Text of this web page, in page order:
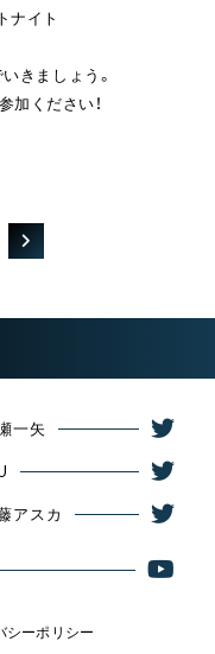
ナイト
きましょう。
加ください！
一矢
アスカ
シーポリシー